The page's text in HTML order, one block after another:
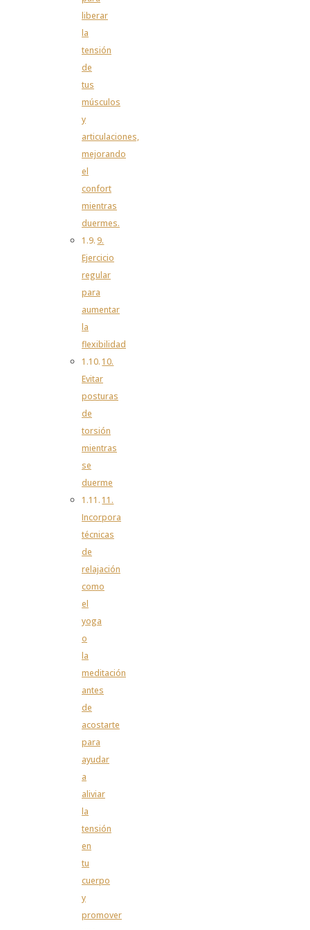
liberar
la
tensión
de
tus
músculos
y
articulaciones,
mejorando
el
confort
mientras
duermes.
9.
Ejercicio
regular
para
aumentar
la
flexibilidad
10.
Evitar
posturas
de
torsión
mientras
se
duerme
11.
Incorpora
técnicas
de
relajación
como
el
yoga
o
la
meditación
antes
de
acostarte
para
ayudar
a
aliviar
la
tensión
en
tu
cuerpo
y
promover